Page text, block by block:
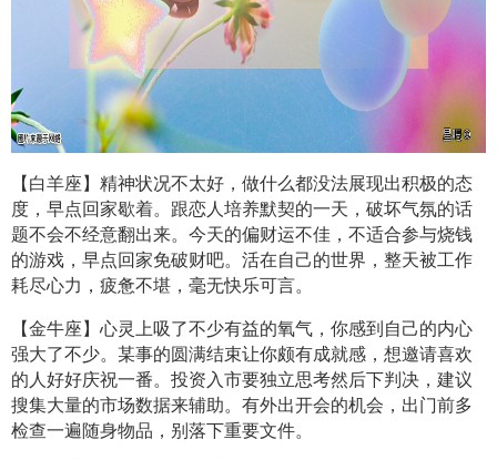
【白羊座】精神状况不太好，做什么都没法展现出积极的态
度，早点回家歇着。跟恋人培养默契的一天，破坏气氛的话
题不会不经意翻出来。今天的偏财运不佳，不适合参与烧钱
的游戏，早点回家免破财吧。活在自己的世界，整天被工作
耗尽心力，疲惫不堪，毫无快乐可言。
【金牛座】心灵上吸了不少有益的氧气，你感到自己的内心
强大了不少。某事的圆满结束让你颇有成就感，想邀请喜欢
的人好好庆祝一番。投资入市要独立思考然后下判决，建议
搜集大量的市场数据来辅助。有外出开会的机会，出门前多
检查一遍随身物品，别落下重要文件。